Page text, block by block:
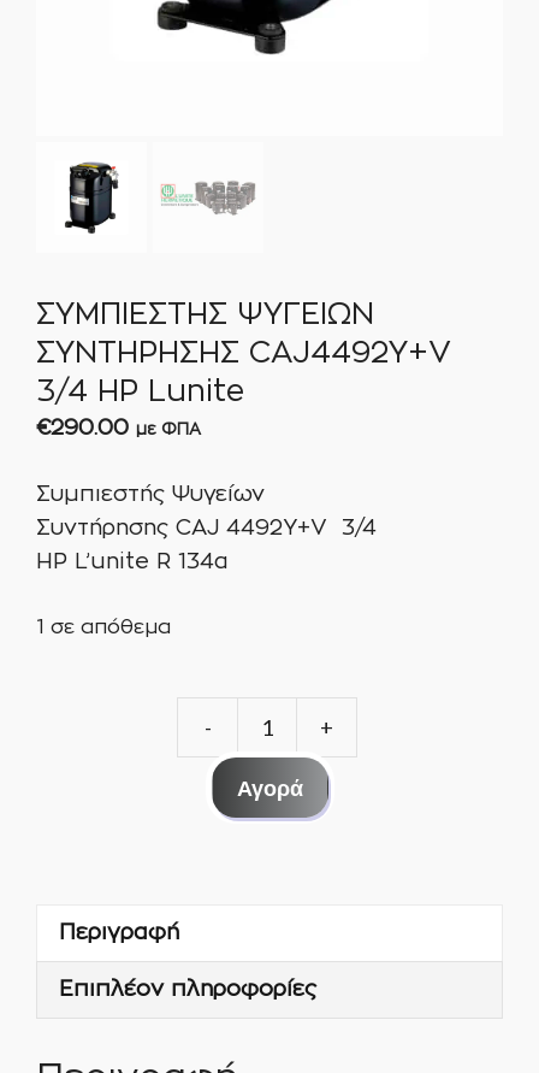
ΣΥΜΠΙΕΣΤΗΣ ΨΥΓΕΙΩΝ
ΣΥΝΤΗΡΗΣΗΣ CAJ4492Y+V
3/4 ΗΡ Lunite
€290.00 με ΦΠΑ
Συμπιεστής Ψυγείων
Συντήρησης CAJ 4492Y+V 3/4
ΗΡ L’unite R 134a
1 σε απόθεμα
Αγορά
Περιγραφή
Επιπλέον πληροφορίες